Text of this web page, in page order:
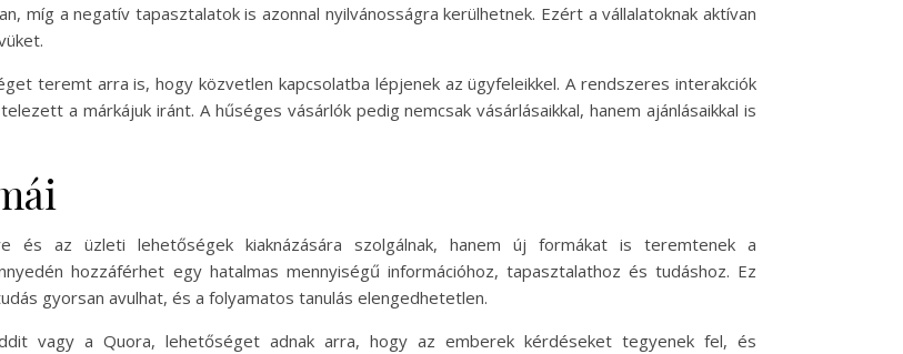
míg a negatív tapasztalatok is azonnal nyilvánosságra kerülhetnek. Ezért a vállalatoknak aktívan
teremt arra is, hogy közvetlen kapcsolatba lépjenek az ügyfeleikkel. A rendszeres interakciók
a márkájuk iránt. A hűséges vásárlók pedig nemcsak vásárlásaikkal, hanem ajánlásaikkal is
és az üzleti lehetőségek kiaknázására szolgálnak, hanem új formákat is teremtenek a
hozzáférhet egy hatalmas mennyiségű információhoz, tapasztalathoz és tudáshoz. Ez
gyorsan avulhat, és a folyamatos tanulás elengedhetetlen.
vagy a Quora, lehetőséget adnak arra, hogy az emberek kérdéseket tegyenek fel, és